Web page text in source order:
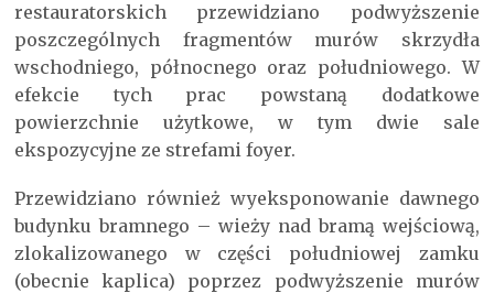
restauratorskich przewidziano podwyższenie
poszczególnych fragmentów murów skrzydła
wschodniego, północnego oraz południowego. W
efekcie tych prac powstaną dodatkowe
powierzchnie użytkowe, w tym dwie sale
ekspozycyjne ze strefami foyer.
Przewidziano również wyeksponowanie dawnego
budynku bramnego – wieży nad bramą wejściową,
zlokalizowanego w części południowej zamku
(obecnie kaplica) poprzez podwyższenie murów